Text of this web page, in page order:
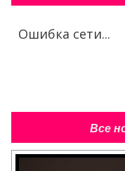
Ошибка сети...
Все